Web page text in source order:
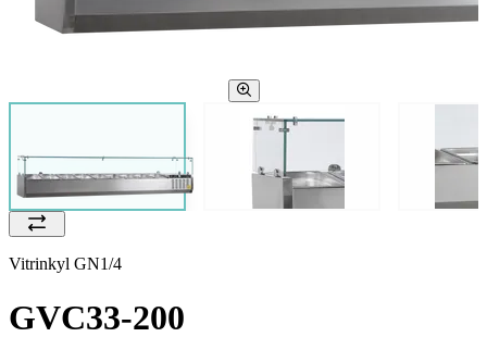
Vitrinkyl GN1/4
GVC33-200